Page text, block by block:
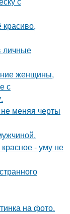
личные
женщины,
с
меняя черты
- уму не
на фото.